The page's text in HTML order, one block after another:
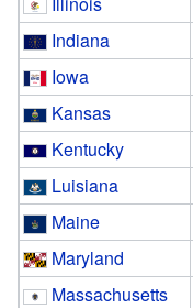
Indiana
Iowa
Kansas
Kentucky
Luisiana
Maine
Maryland
Massachusetts